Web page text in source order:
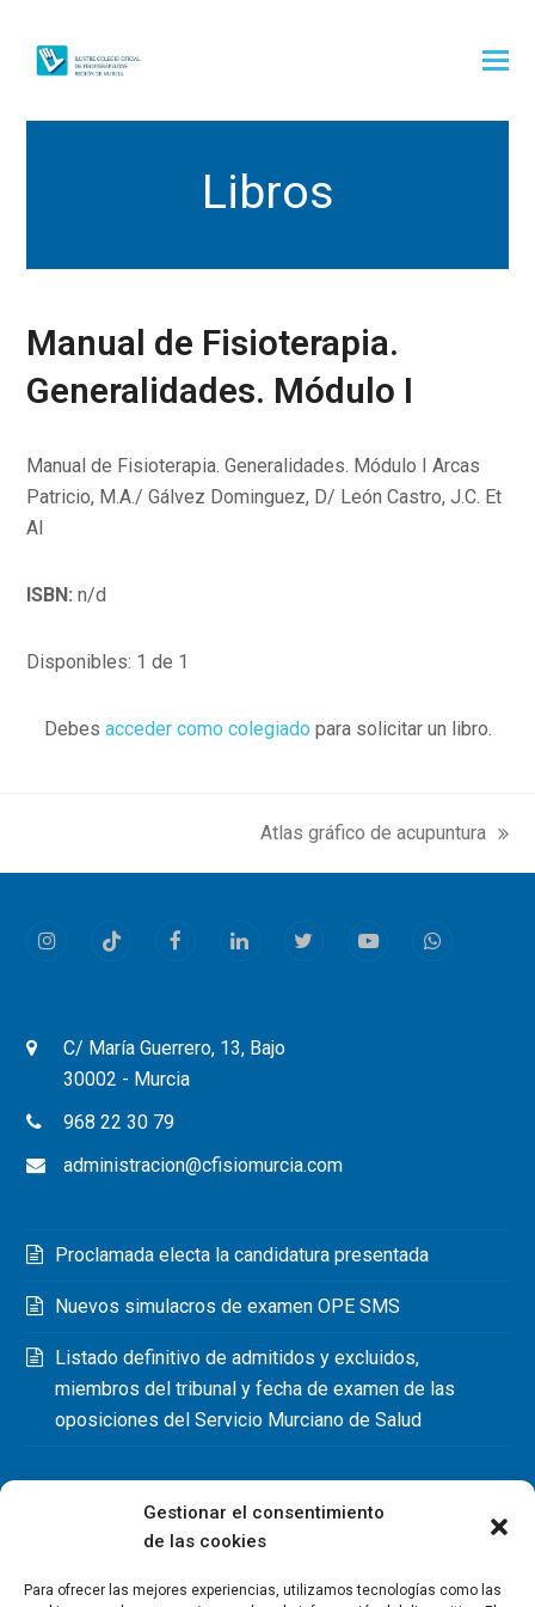
Gestionar el consentimiento
de las cookies
Para ofrecer las mejores experiencias, utilizamos tecnologías como las
Libros
Manual de Fisioterapia.
Generalidades. Módulo I
Manual de Fisioterapia. Generalidades. Módulo I Arcas
Patricio, M.A./ Gálvez Dominguez, D/ León Castro, J.C. Et
Al
ISBN: n/d
Disponibles: 1 de 1
Debes acceder como colegiado para solicitar un libro.
next
post:
Atlas gráfico de acupuntura
InstagramTiktok FacebookLinkedInTwitterYoutubeWhatsapp
C/ María Guerrero, 13, Bajo
30002 - Murcia
968 22 30 79
administracion@cfisiomurcia.com
Proclamada electa la candidatura presentada
Nuevos simulacros de examen OPE SMS
Listado definitivo de admitidos y excluidos,
miembros del tribunal y fecha de examen de las
oposiciones del Servicio Murciano de Salud